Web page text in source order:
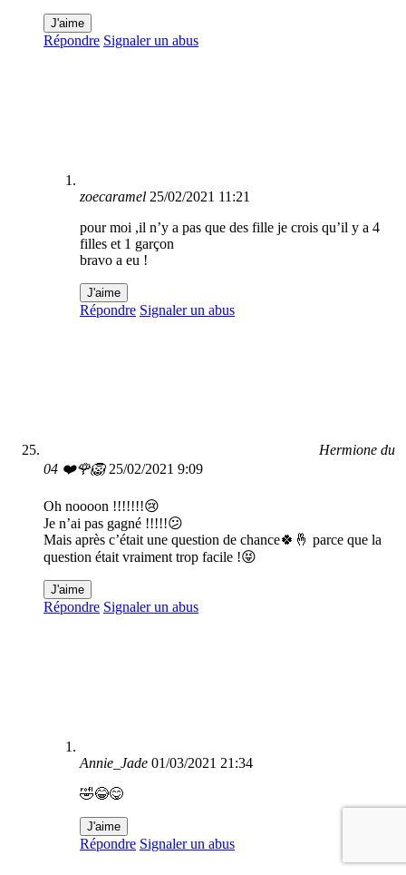
J'aime
Répondre Signaler un abus
zoecaramel 25/02/2021 11:21
pour moi ,il n’y a pas que des fille je crois qu’il y a 4
filles et 1 garçon
bravo a eu !
J'aime
Répondre Signaler un abus
Hermione du
04 ❤️🌹🦁 25/02/2021 9:09
Oh noooon !!!!!!!😢
Je n’ai pas gagné !!!!!😕
Mais après c’était une question de chance🍀🤞 parce que la
question était vraiment trop facile !😝
J'aime
Répondre Signaler un abus
Annie_Jade 01/03/2021 21:34
🤣😂😋
J'aime
Répondre Signaler un abus